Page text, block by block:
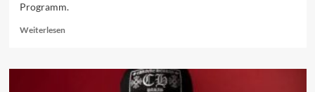
Programm.
WeiterlesenRead
Vorschau